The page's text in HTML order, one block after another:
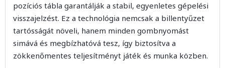
pozíciós tábla garantálják a stabil, egyenletes gépelési
visszajelzést. Ez a technológia nemcsak a billentyűzet
tartósságát növeli, hanem minden gombnyomást
simává és megbízhatóvá tesz, így biztosítva a
zökkenőmentes teljesítményt játék és munka közben.